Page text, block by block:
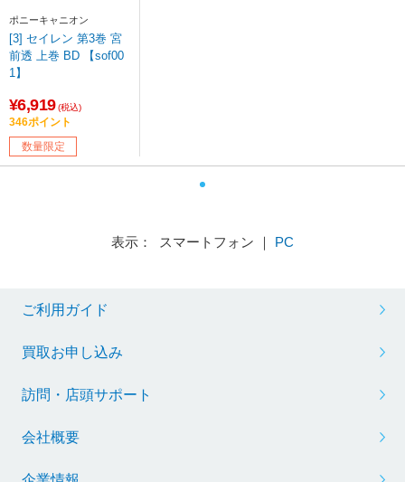
ポニーキャニオン
[3] セイレン 第3巻 宮
前透 上巻 BD 【sof00
1】
¥6,919 (税込)
346ポイント
数量限定
表示： スマートフォン ｜ PC
ご利用ガイド
買取お申し込み
訪問・店頭サポート
会社概要